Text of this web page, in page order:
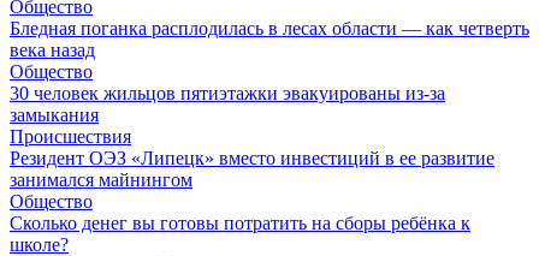
Общество
Бледная поганка расплодилась в лесах области — как четверть
века назад
Общество
30 человек жильцов пятиэтажки эвакуированы из-за
замыкания
Происшествия
Резидент ОЭЗ «Липецк» вместо инвестиций в ее развитие
занимался майнингом
Общество
Сколько денег вы готовы потратить на сборы ребёнка к
школе?